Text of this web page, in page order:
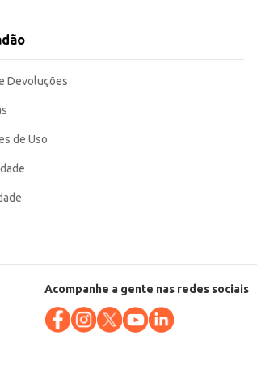
da marca Protex contribuem para uma experiência
Devoluções
de Uso
Acompanhe a gente nas redes sociais